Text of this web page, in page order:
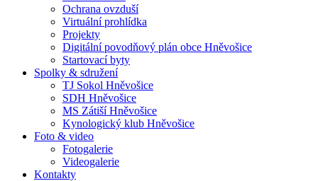
Ochrana ovzduší
Virtuální prohlídka
Projekty
Digitální povodňový plán obce Hněvošice
Startovací byty
Spolky & sdružení
TJ Sokol Hněvošice
SDH Hněvošice
MS Zátiší Hněvošice
Kynologický klub Hněvošice
Foto & video
Fotogalerie
Videogalerie
Kontakty